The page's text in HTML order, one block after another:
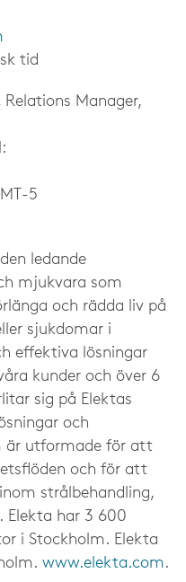
tid
Relations Manager,
5
ledande
mjukvara som
och rädda liv på
sjukdomar i
effektiva lösningar
kunder och över 6
sig på Elektas
och
är utformade för att
och för att
strålbehandling,
Elekta har 3 600
i Stockholm. Elekta
www.elekta.com.